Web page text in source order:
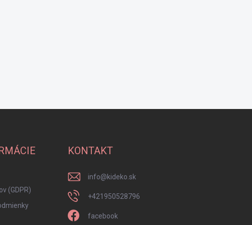
(GDPR)
KONTAKT
info@kideko.sk
+421950528796
facebook